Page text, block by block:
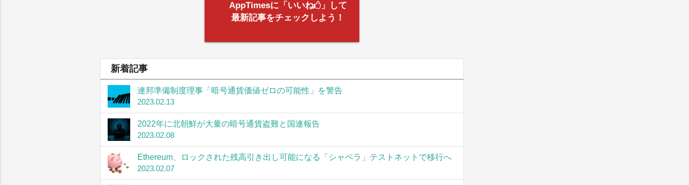
AppTimesに「いいね
」して
最新記事をチェックしよう！
新着記事
連邦準備制度理事「暗号通貨価値ゼロの可能性」を警告
2023.02.13
2022年に北朝鮮が大量の暗号通貨盗難と国連報告
2023.02.08
Ethereum、ロックされた残高引き出し可能になる「シャペラ」テストネットで移行へ
2023.02.07